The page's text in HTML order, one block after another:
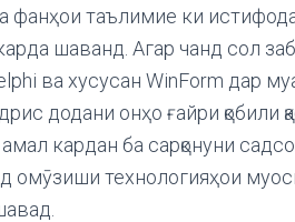
фанҳои таълимие ки
шаванд. Агар чанд сол
ва хусусан WinForm дар
додани онҳо ғайри қобили
кардан ба сарқонуни
омӯзиши технологияҳои